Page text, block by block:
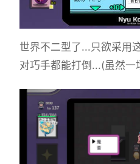
世界不二型了...只欲采用
对巧手都能打倒...(虽然一